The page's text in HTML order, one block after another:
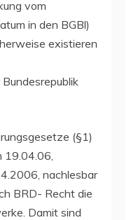
vom
in den BGBl)
existieren
(§1)
19.04.06,
nachlesbar
BRD- Recht die
Damit sind